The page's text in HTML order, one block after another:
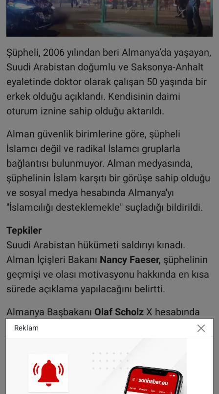
Şüpheli, 2006 yılından beri Almanya’da yaşayan,
Suudi Arabistan doğumlu ve Saksonya-Anhalt
eyaletinde doktor olarak çalışan 50 yaşında bir
erkek olduğu açıklandı. Kendisinin daimi
oturum iznine sahip olduğu aktarıldı.
Alman güvenlik birimlerine göre, şüpheli
İslamcı değil ve radikal İslamcı gruplarla
bağlantısı bulunmuyor. Alman medyasında,
şüphelinin İslam karşıtı bir görüşe sahip olduğu
ve sosyal medya hesabında Almanya'yı
"İslamcılığı desteklemekle" suçladığı bildirildi.
Tepkiler
Suudi Arabistan hükümeti saldırıyı kınadı.
Alman İçişleri Bakanı Nancy Faeser, şüphelinin
geçmişi ve olası motivasyonu hakkında en kısa
sürede açıklama yapılacağını belirtti.
Almanya Başbakanı Olaf Scholz X hesabında
saldırıya ilişkin endişelerini dile getirerek,
Mağdenburg'dan gelen haberler kötü bir
duruma işaret ediyor" dedi. Scholz, mağdurlar
ve yakınlarıyla dayanışma içinde olduklarını
belirterek, "Bu korkutucu saatlerde görev yapan
Reklam